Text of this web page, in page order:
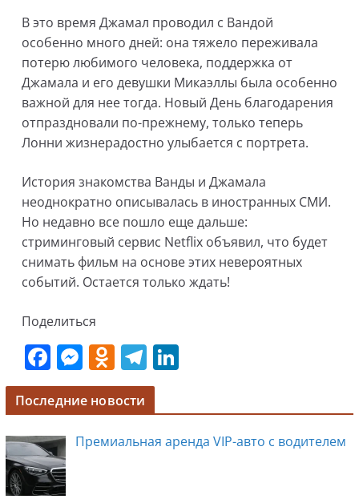
В это время Джамал проводил с Вандой
особенно много дней: она тяжело переживала
потерю любимого человека, поддержка от
Джамала и его девушки Микаэллы была особенно
важной для нее тогда. Новый День благодарения
отпраздновали по-прежнему, только теперь
Лонни жизнерадостно улыбается с портрета.
История знакомства Ванды и Джамала
неоднократно описывалась в иностранных СМИ.
Но недавно все пошло еще дальше:
стриминговый сервис Netflix объявил, что будет
снимать фильм на основе этих невероятных
событий. Остается только ждать!
Поделиться
F
a
c
e
b
o
M
e
ss
e
n
O
d
n
o
T
el
e
gr
Li
k
e
dI
Последние новости
Премиальная аренда VIP-авто с водителем